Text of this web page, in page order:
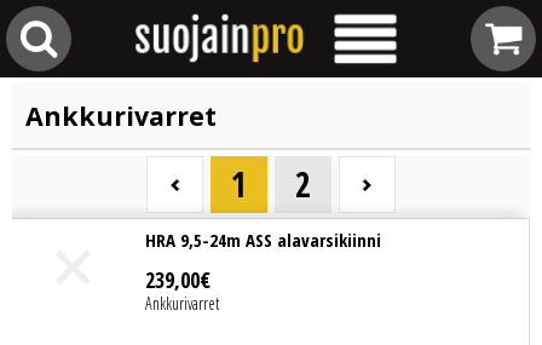
Ankkurivarret
1 2
HRA 9,5-24m ASS alavarsikiinni
239,00€
Ankkurivarret